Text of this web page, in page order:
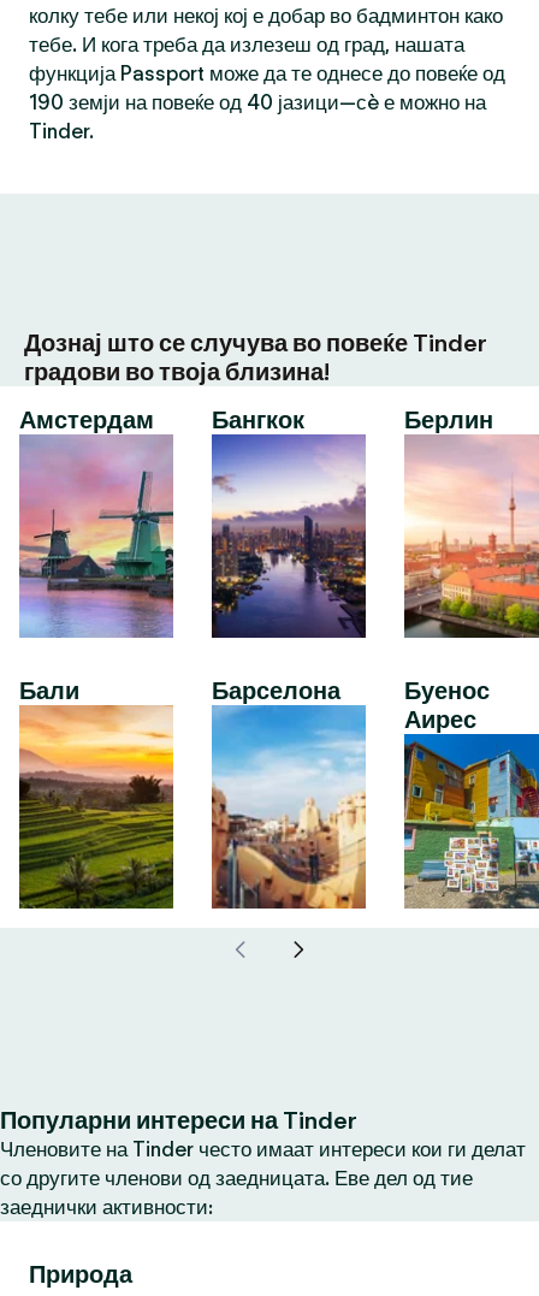
колку тебе или некој кој е добар во бадминтон како
тебе. И кога треба да излезеш од град, нашата
функција Passport може да те однесе до повеќе од
190 земји на повеќе од 40 јазици—сè е можно на
Tinder.
Дознај што се случува во повеќе Tinder
градови во твоја близина!
Амстердам
Бали
Бангкок
Барселона
Берлин
Буенос
Аирес
Популарни интереси на Tinder
Членовите на Tinder често имаат интереси кои ги делат
со другите членови од заедницата. Еве дел од тие
заеднички активности:
Природа